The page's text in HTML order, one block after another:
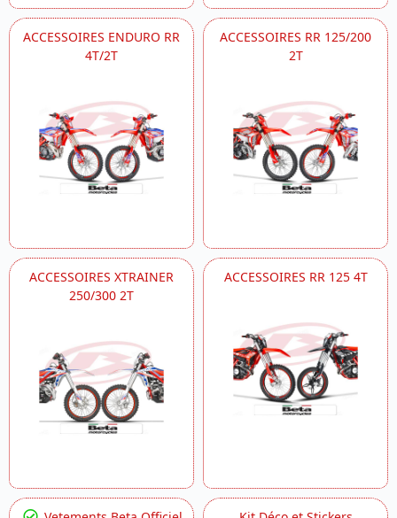
ACCESSOIRES ENDURO RR
4T/2T
ACCESSOIRES RR 125/200
2T
ACCESSOIRES XTRAINER
250/300 2T
ACCESSOIRES RR 125 4T